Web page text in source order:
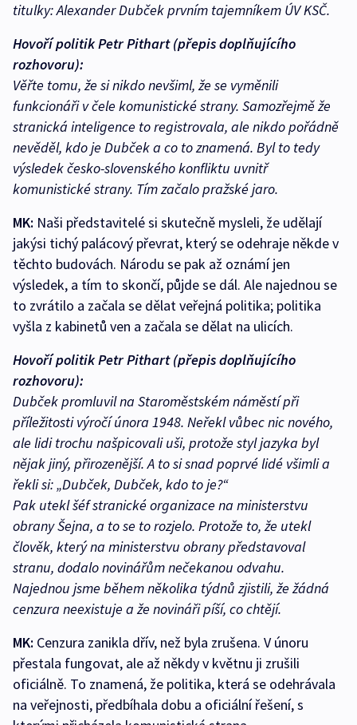
titulky: Alexander Dubček prvním tajemníkem ÚV KSČ.
Hovoří politik Petr Pithart (přepis doplňujícího
rozhovoru):
Věřte tomu, že si nikdo nevšiml, že se vyměnili
funkcionáři v čele komunistické strany. Samozřejmě že
stranická inteligence to registrovala, ale nikdo pořádně
nevěděl, kdo je Dubček a co to znamená. Byl to tedy
výsledek česko-slovenského konfliktu uvnitř
komunistické strany. Tím začalo pražské jaro.
MK: Naši představitelé si skutečně mysleli, že udělají
jakýsi tichý palácový převrat, který se odehraje někde v
těchto budovách. Národu se pak až oznámí jen
výsledek, a tím to skončí, půjde se dál. Ale najednou se
to zvrátilo a začala se dělat veřejná politika; politika
vyšla z kabinetů ven a začala se dělat na ulicích.
Hovoří politik Petr Pithart (přepis doplňujícího
rozhovoru):
Dubček promluvil na Staroměstském náměstí při
příležitosti výročí února 1948. Neřekl vůbec nic nového,
ale lidi trochu našpicovali uši, protože styl jazyka byl
nějak jiný, přirozenější. A to si snad poprvé lidé všimli a
řekli si: „Dubček, Dubček, kdo to je?“
Pak utekl šéf stranické organizace na ministerstvu
obrany Šejna, a to se to rozjelo. Protože to, že utekl
člověk, který na ministerstvu obrany představoval
stranu, dodalo novinářům nečekanou odvahu.
Najednou jsme během několika týdnů zjistili, že žádná
cenzura neexistuje a že novináři píší, co chtějí.
MK: Cenzura zanikla dřív, než byla zrušena. V únoru
přestala fungovat, ale až někdy v květnu ji zrušili
oficiálně. To znamená, že politika, která se odehrávala
na veřejnosti, předbíhala dobu a oficiální řešení, s